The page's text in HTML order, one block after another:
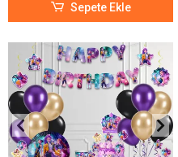
Sepete Ekle